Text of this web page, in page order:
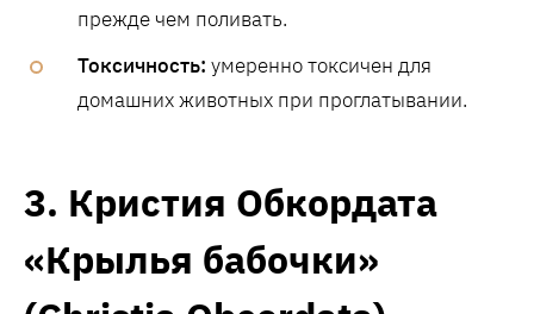
прежде чем поливать.
Токсичность: умеренно токсичен для
домашних животных при проглатывании.
3. Кристия Обкордата
«Крылья бабочки»